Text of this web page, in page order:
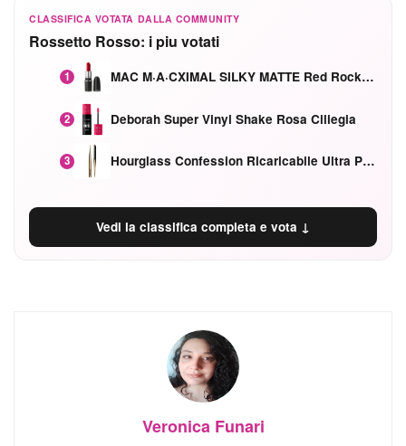
CLASSIFICA VOTATA DALLA COMMUNITY
Rossetto Rosso: i piu votati
1 MAC M·A·CXIMAL SILKY MATTE Red Rock mat
2 Deborah Super Vinyl Shake Rosa Ciliegia
3 Hourglass Confession Ricaricabile Ultra Preciso Ad Alta Intensità Secretly Classic Red
Vedi la classifica completa e vota ↓
Veronica Funari